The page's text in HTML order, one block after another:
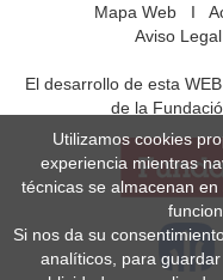
Mapa WebI
Aviso Legal
El desarrollo de esta
de la
Utilizamos cookies
experiencia mientras
técnicas se almacenan
Si nos da su
analíticos, para